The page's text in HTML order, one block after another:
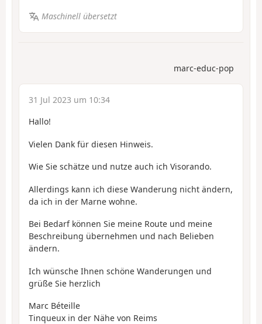
Maschinell übersetzt
marc-educ-pop
31 Jul 2023 um 10:34
Hallo!
Vielen Dank für diesen Hinweis.
Wie Sie schätze und nutze auch ich Visorando.
Allerdings kann ich diese Wanderung nicht ändern,
da ich in der Marne wohne.
Bei Bedarf können Sie meine Route und meine
Beschreibung übernehmen und nach Belieben
ändern.
Ich wünsche Ihnen schöne Wanderungen und
grüße Sie herzlich
Marc Béteille
Tinqueux in der Nähe von Reims